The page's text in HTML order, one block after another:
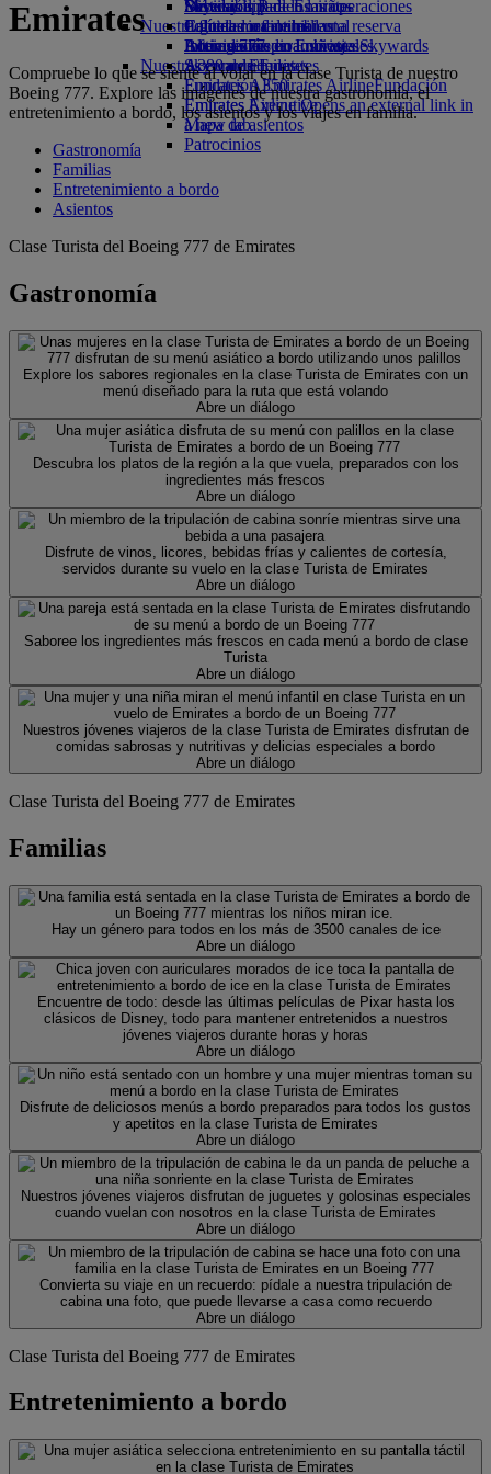
Bebidas
Nuestra flota
Boeing 777
A380 de Emirates
Emirates A350
Emirates Executive
Mapa de asientos
Diversión para los niños
Juguetes infantiles
Actividades para niños
Sostenibilidad en las operaciones
Política medioambiental
Informes medioambientales
Nuestras comunidades
Fundación Emirates AirlineFundación
Emirates Airline Opens an external link in
a new tab
Patrocinios
Skywards Rail
Calculadora de millas
Inicie sesión en Emirates Skywards
Skywards+
Móvil y app de Emirates
Cancelar o cambiar una reserva
Alteraciones en los viajes
Acerca de Emirates
Emirates
Compruebe lo que se siente al volar en la clase Turista de nuestro
Boeing 777. Explore las imágenes de nuestra gastronomía, el
entretenimiento a bordo, los asientos y los viajes en familia.
Gastronomía
Familias
Entretenimiento a bordo
Asientos
Clase Turista del Boeing 777 de Emirates
Gastronomía
Explore los sabores regionales en la clase Turista de Emirates con un
menú diseñado para la ruta que está volando
Abre un diálogo
Descubra los platos de la región a la que vuela, preparados con los
ingredientes más frescos
Abre un diálogo
Disfrute de vinos, licores, bebidas frías y calientes de cortesía,
servidos durante su vuelo en la clase Turista de Emirates
Abre un diálogo
Saboree los ingredientes más frescos en cada menú a bordo de clase
Turista
Abre un diálogo
Nuestros jóvenes viajeros de la clase Turista de Emirates disfrutan de
comidas sabrosas y nutritivas y delicias especiales a bordo
Abre un diálogo
Clase Turista del Boeing 777 de Emirates
Familias
Hay un género para todos en los más de 3500 canales de ice
Abre un diálogo
Encuentre de todo: desde las últimas películas de Pixar hasta los
clásicos de Disney, todo para mantener entretenidos a nuestros
jóvenes viajeros durante horas y horas
Abre un diálogo
Disfrute de deliciosos menús a bordo preparados para todos los gustos
y apetitos en la clase Turista de Emirates
Abre un diálogo
Nuestros jóvenes viajeros disfrutan de juguetes y golosinas especiales
cuando vuelan con nosotros en la clase Turista de Emirates
Abre un diálogo
Convierta su viaje en un recuerdo: pídale a nuestra tripulación de
cabina una foto, que puede llevarse a casa como recuerdo
Abre un diálogo
Clase Turista del Boeing 777 de Emirates
Entretenimiento a bordo